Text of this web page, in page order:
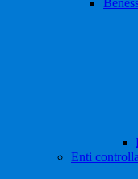
Enti